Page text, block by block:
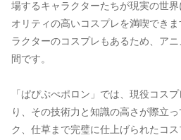
場するキャラクターたちが現実の世
オリティの高いコスプレを満喫でき
ラクターのコスプレもあるため、ア
間です。
「ぱぴぷぺポロン」では、現役コス
り、その技術力と知識の高さが際立
ク、仕草まで完璧に仕上げられたコ